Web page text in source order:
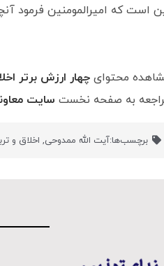
است که امیرالمومنین فرمود
محتوای چهار ارزش برتر
به صفحه نخست سایت
برچسب‌ها:آیت الله ممدوحی, اخلاق و